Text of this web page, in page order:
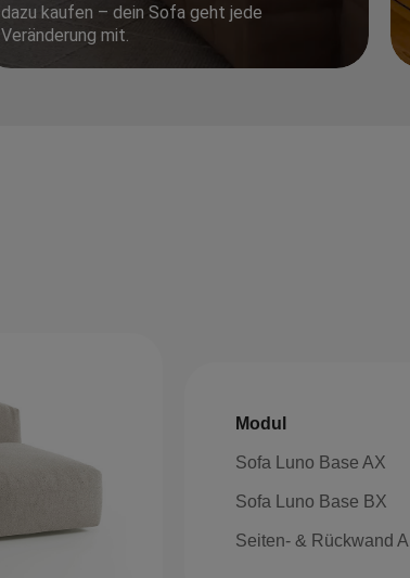
dazu kaufen – dein Sofa geht jede
Veränderung mit.
Modul
Sofa Luno Base AX
Sofa Luno Base BX
Seiten- & Rückwand A